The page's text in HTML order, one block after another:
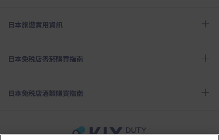
日本旅遊實用資訊
日本免税店香菸購買指南
日本免税店酒類購買指南